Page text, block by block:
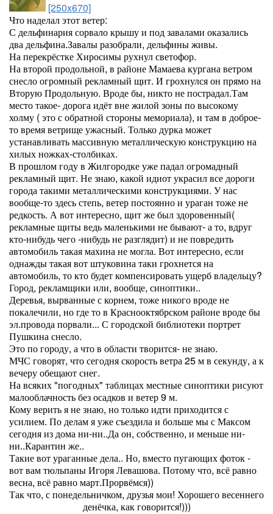
[250x670]
Что наделал этот ветер:
С дельфинария сорвало крышу и под завалами оказались
два дельфина.Завалы разобрали, дельфины живы.
На перекрёстке Хиросимы рухнул светофор.
На второй продольной, в районе Мамаева кургана ветром
снесло огромный рекламный щит. И грохнулся он прямо на
Вторую Продольную. Вроде бы, никто не пострадал.Там
место такое- дорога идёт вне жилой зоны по высокому
холму ( это с обратной стороны мемориала), и там в доброе-
то время ветрище ужасный. Только дурка может
устанавливать массивную металлическую конструкцию на
хилых ножках-столбиках.
В прошлом году в Жилгородке уже падал огромадный
рекламный щит. Не знаю, какой идиот украсил все дороги
города такими металлическими конструкциями. У нас
вообще-то здесь степь, ветер постоянно и ураган тоже не
редкость. А вот интересно, щит же был здоровенный(
рекламные щиты ведь маленькими не бывают- а то, вдруг
кто-нибудь чего -нибудь не разглядит) и не повредить
автомобиль такая махина не могла. Вот интересно, если
однажды такая вот штуковина таки грохнется на
автомобиль, то кто будет компенсировать ущерб владельцу?
Город, рекламщики или, вообще, синоптики..
Деревья, вырванные с корнем, тоже никого вроде не
покалечили, но где то в Краснооктябрском районе вроде бы
эл.провода порвали... С городской библиотеки портрет
Пушкина снесло.
Это по городу, а что в области творится- не знаю.
МЧС говорят, что сегодня скорость ветра 25 м в секунду, а к
вечеру обещают снег.
На всяких "погодных" таблицах местные синоптики рисуют
малооблачность без осадков и ветер 9 м.
Кому верить я не знаю, но только идти приходится с
усилием. По делам я уже съездила и больше мы с Максом
сегодня из дома ни-ни..Да он, собственно, и меньше ни-
ни..Карантин же..
Такие вот ураганные дела.. Но, вместо пугающих фоток -
вот вам тюльпаны Игоря Левашова. Потому что, всё равно
весна, всё равно март.Прорвёмся))
Так что, с понедельничком, друзья мои! Хорошего весеннего
денёчка, как говорится!)))